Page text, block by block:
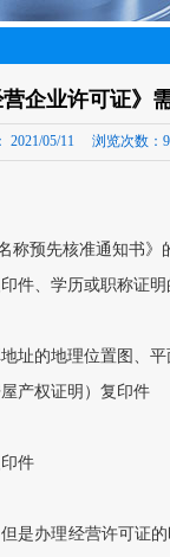
企业许可证》
2021/05/11 浏览次数：
称预先核准通知书》
件、学历或职称证
址的地理位置图、平
产权证明）复印件
件
是办理经营许可证